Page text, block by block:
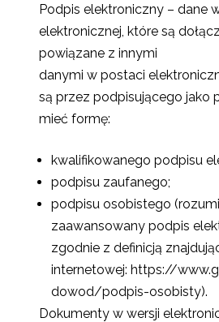
Podpis elektroniczny – dane
elektronicznej, które są
powiązane z innymi
danymi w postaci
są przez podpisującego jako
mieć formę:
kwalifikowanego podpisu
podpisu zaufanego;
podpisu osobistego
zaawansowany podpis
zgodnie z definicją
internetowej: https://
dowod/podpis-osobisty).
Dokumenty w wersji